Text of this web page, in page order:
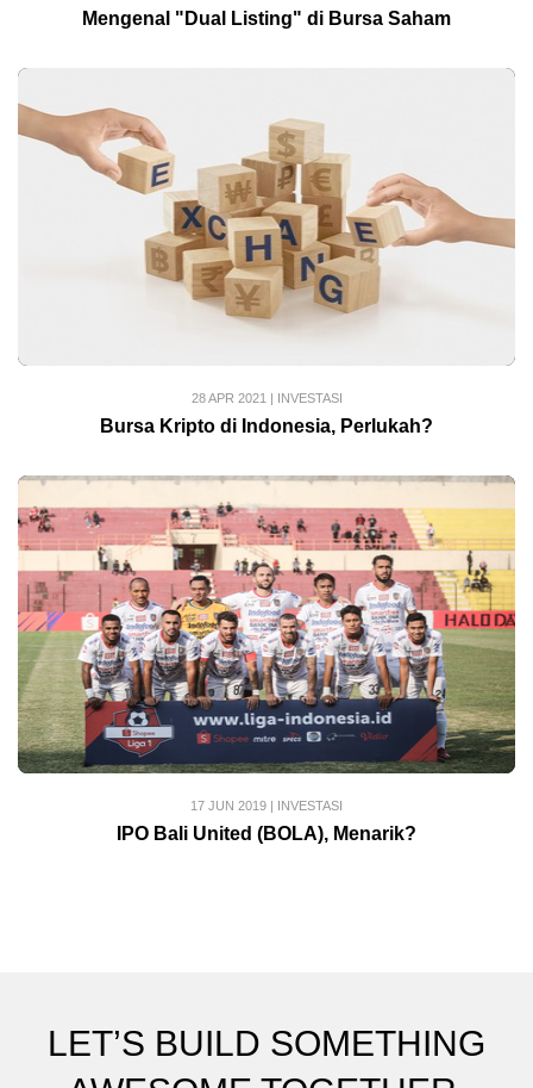
Mengenal "Dual Listing" di Bursa Saham
28 APR 2021 | INVESTASI
Bursa Kripto di Indonesia, Perlukah?
17 JUN 2019 | INVESTASI
IPO Bali United (BOLA), Menarik?
LET’S BUILD SOMETHING